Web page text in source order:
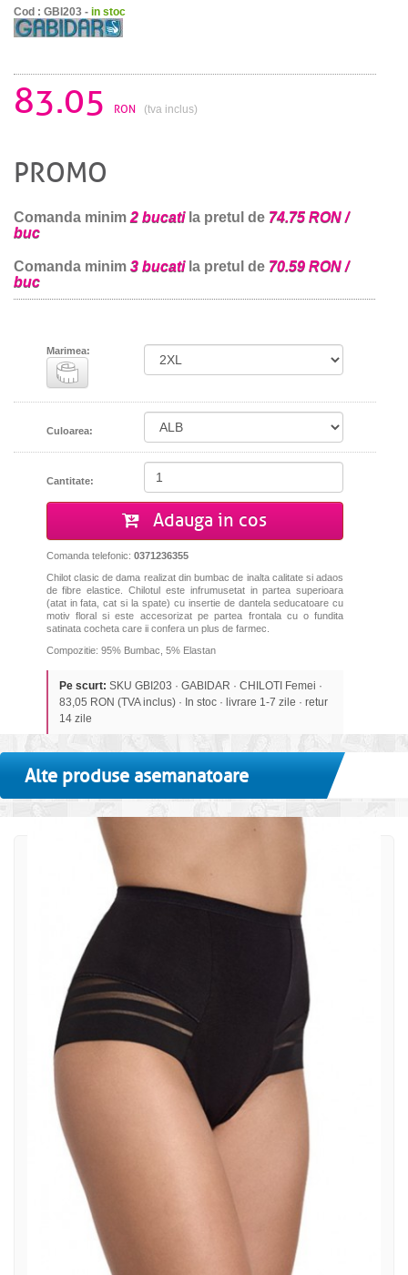
Cod : GBI203 - in stoc
83.05 RON (tva inclus)
PROMO
Comanda minim 2 bucatila pretul de 74.75 RON /
buc
Comanda minim 3 bucatila pretul de 70.59 RON /
buc
Marimea:
Culoarea:
Cantitate:
Adauga in cos
Comanda telefonic: 0371236355
Chilot clasic de dama realizat din bumbac de inalta calitate si adaos
de fibre elastice. Chilotul este infrumusetat in partea superioara
(atat in fata, cat si la spate) cu insertie de dantela seducatoare cu
motiv floral si este accesorizat pe partea frontala cu o fundita
satinata cocheta care ii confera un plus de farmec.
Compozitie: 95% Bumbac, 5% Elastan
Pe scurt: SKU GBI203 · GABIDAR · CHILOTI Femei ·
83,05 RON (TVA inclus) · In stoc · livrare 1-7 zile · retur
14 zile
Alte produse asemanatoare